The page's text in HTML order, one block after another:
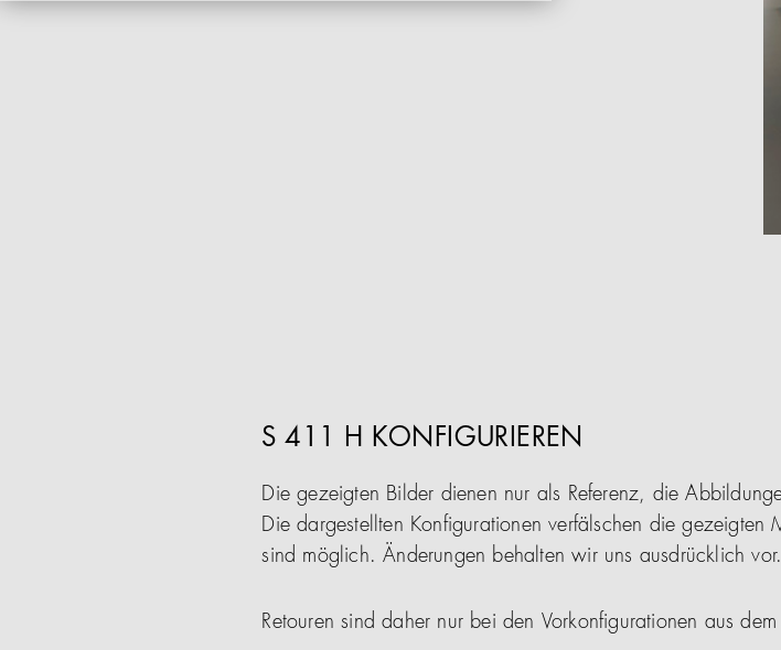
S 411 H KONFIGURIEREN
Die gezeigten Bilder dienen nur als Referenz, die
Die dargestellten Konfigurationen verfälschen die
sind möglich. Änderungen behalten wir uns ausdrücklich vor.
Retouren sind daher nur bei den Vorkonfigurationen aus